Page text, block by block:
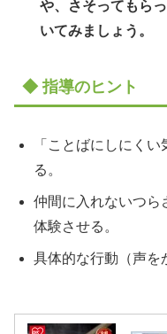
や、さそってもら
いてみましょう。
◆ 指導のヒント
「ことばにしにく
る。
仲間に入れないつら
体験させる。
具体的な行動（声を